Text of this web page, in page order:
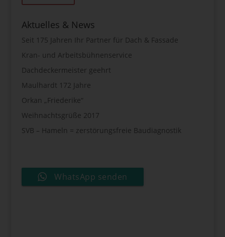
Aktuelles & News
Seit 175 Jahren Ihr Partner für Dach & Fassade
Kran- und Arbeitsbühnenservice
Dachdeckermeister geehrt
Maulhardt 172 Jahre
Orkan „Friederike“
Weihnachtsgrüße 2017
SVB – Hameln = zerstörungsfreie Baudiagnostik
WhatsApp senden